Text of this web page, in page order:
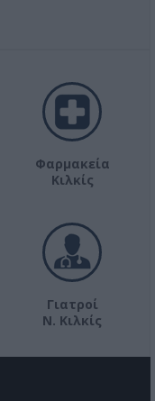
Φαρμακεία
Κιλκίς
Γιατροί
Ν. Κιλκίς